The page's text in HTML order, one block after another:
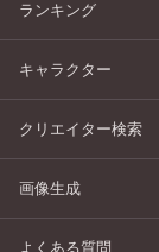
ランキング
キャラクター
クリエイター検索
画像生成
よくある質問